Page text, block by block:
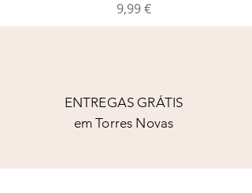
Preço
9,99 €
ENTREGAS GRÁTIS
em Torres Novas